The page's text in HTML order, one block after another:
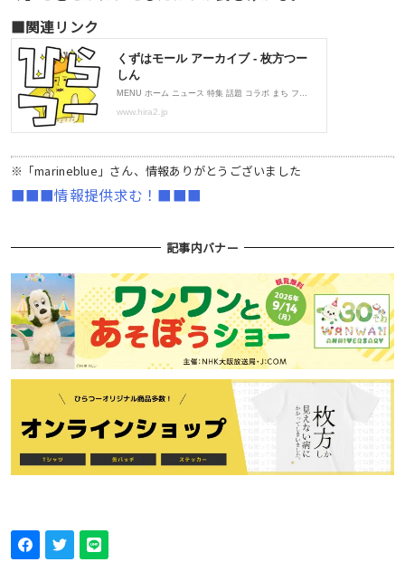
■関連リンク
※「marineblue」さん、情報ありがとうございました
■■■情報提供求む！■■■
記事内バナー